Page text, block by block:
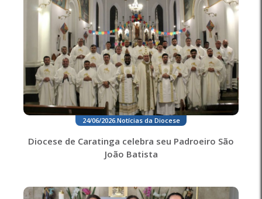
24/06/2026. Notícias da Diocese
Diocese de Caratinga celebra seu Padroeiro São
João Batista